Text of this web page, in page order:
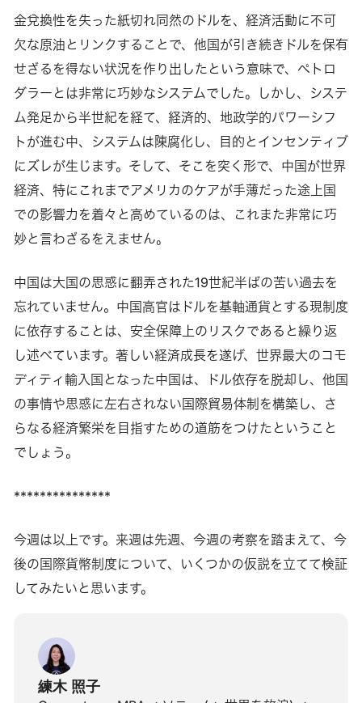
金兌換性を失った紙切れ同然のドルを、経済活動に不可
欠な原油とリンクすることで、他国が引き続きドルを保有
せざるを得ない状況を作り出したという意味で、ペトロ
ダラーとは非常に巧妙なシステムでした。しかし、システ
ム発足から半世紀を経て、経済的、地政学的パワーシフ
トが進む中、システムは陳腐化し、目的とインセンティブ
にズレが生じます。そして、そこを突く形で、中国が世界
経済、特にこれまでアメリカのケアが手薄だった途上国
での影響力を着々と高めているのは、これまた非常に巧
妙と言わざるをえません。
中国は大国の思惑に翻弄された19世紀半ばの苦い過去を
忘れていません。中国高官はドルを基軸通貨とする現制度
に依存することは、安全保障上のリスクであると繰り返
し述べています。著しい経済成長を遂げ、世界最大のコモ
ディティ輸入国となった中国は、ドル依存を脱却し、他国
の事情や思惑に左右されない国際貿易体制を構築し、さ
らなる経済繁栄を目指すための道筋をつけたということ
でしょう。
***************
今週は以上です。来週は先週、今週の考察を踏まえて、今
後の国際貨幣制度について、いくつかの仮説を立てて検証
してみたいと思います。
練木 照子